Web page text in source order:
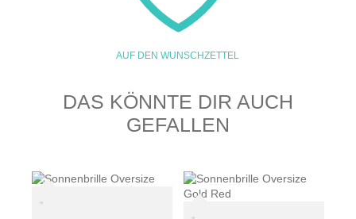
AUF DEN WUNSCHZETTEL
DAS KÖNNTE DIR AUCH
GEFALLEN